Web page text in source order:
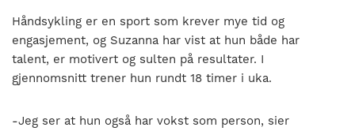
Håndsykling er en sport som krever mye tid og
engasjement, og Suzanna har vist at hun både har
talent, er motivert og sulten på resultater. I
gjennomsnitt trener hun rundt 18 timer i uka.
-Jeg ser at hun også har vokst som person, sier